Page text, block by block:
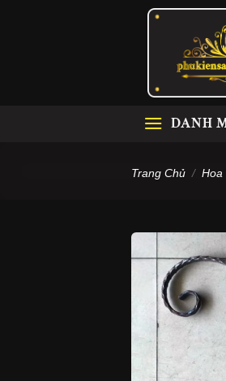
DANH
Trang Chủ / Hoa